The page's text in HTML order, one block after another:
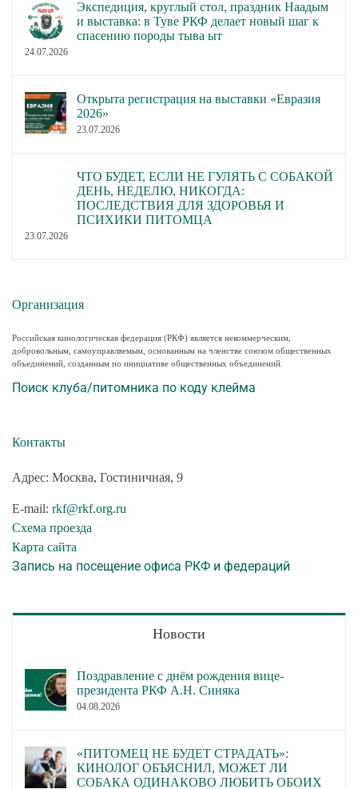
Экспедиция, круглый стол, праздник Наадым
и выставка: в Туве РКФ делает новый шаг к
спасению породы тыва ыт
24.07.2026
Открыта регистрация на выставки «Евразия
2026»
23.07.2026
ЧТО БУДЕТ, ЕСЛИ НЕ ГУЛЯТЬ С СОБАКОЙ
ДЕНЬ, НЕДЕЛЮ, НИКОГДА:
ПОСЛЕДСТВИЯ ДЛЯ ЗДОРОВЬЯ И
ПСИХИКИ ПИТОМЦА
23.07.2026
Организация
Российская кинологическая федерация (РКФ) является некоммерческим,
добровольным, самоуправляемым, основанным на членстве союзом общественных
объединений, созданным по инициативе общественных объединений.
Поиск клуба/питомника по коду клейма
Контакты
Адрес: Москва, Гостиничная, 9
E-mail: rkf@rkf.org.ru
Схема проезда
Карта сайта
Запись на посещение офиса РКФ и федераций
Новости
Поздравление с днём рождения вице-
президента РКФ А.Н. Синяка
04.08.2026
«ПИТОМЕЦ НЕ БУДЕТ СТРАДАТЬ»:
КИНОЛОГ ОБЪЯСНИЛ, МОЖЕТ ЛИ
СОБАКА ОДИНАКОВО ЛЮБИТЬ ОБОИХ